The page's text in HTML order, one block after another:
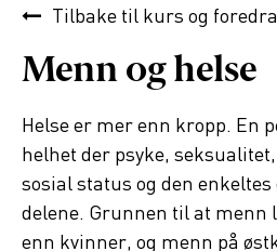
Tilbake tilkurs og
Menn og helse
Helse er mer enn kropp. En
helhet der psyke,
sosial status og den
delene. Grunnen til at menn
enn kvinner, og menn på